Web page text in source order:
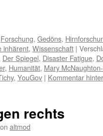
Forschung, Gedöns,
inhärent, Wissenschaft |
Der Spiegel, Disaster Fatigue,
, Humanität, Mary
, YouGov | Kommentar
rechts
altmod